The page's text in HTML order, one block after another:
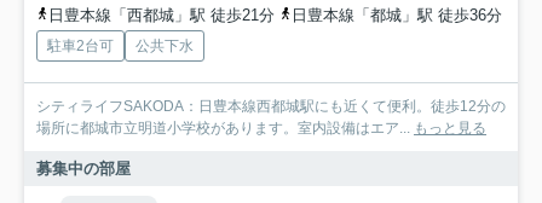
日豊本線「西都城」駅 徒歩21分 日豊本線「都城」駅 徒歩36分
駐車2台可 公共下水
シティライフSAKODA：日豊本線西都城駅にも近くて便利。徒歩12分の
場所に都城市立明道小学校があります。室内設備はエア... もっと見る
募集中の部屋